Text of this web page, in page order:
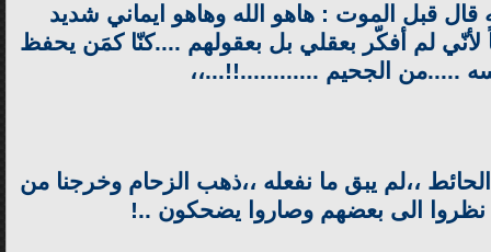
قال قبل الموت : هاهو الله وهاهو ايماني شديد
لأنّي لم أفكّر بعقلي بل بعقولهم ....كنّا كمَن يحفظ
.....من الجحيم ............!!...،،
،،لم يبق ما نفعله ،،ذهب الزحام وخرجنا من
نظروا الى بعضهم وصاروا يضحكون ..!